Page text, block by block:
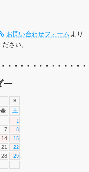
お問い合わせフォーム より
さい。
ー